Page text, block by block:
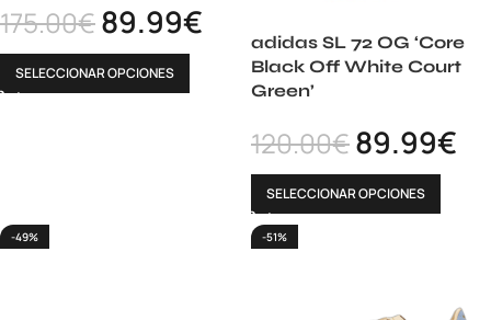
175.00€89.99€
SELECCIONAR OPCIONES
adidas SL 72 OG ‘Core
Black Off White Court
Green’
120.00€89.99€
SELECCIONAR OPCIONES
-49% -51%